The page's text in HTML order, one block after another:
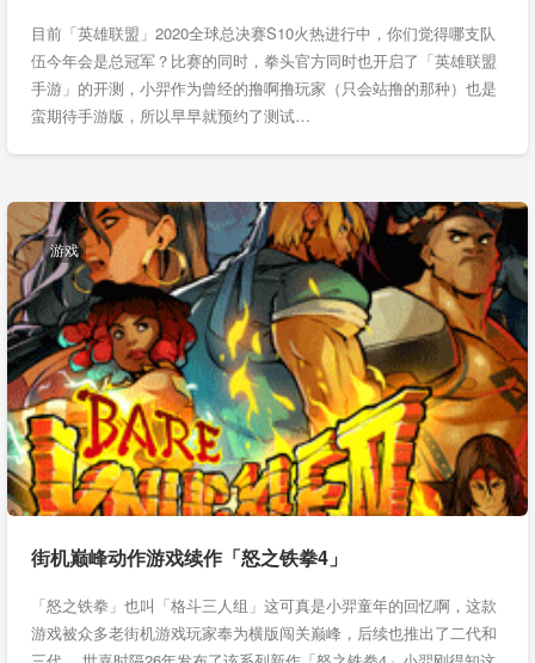
目前「英雄联盟」2020全球总决赛S10火热进行中，你们觉得哪支队
伍今年会是总冠军？比赛的同时，拳头官方同时也开启了「英雄联盟
手游」的开测，小羿作为曾经的撸啊撸玩家（只会站撸的那种）也是
蛮期待手游版，所以早早就预约了测试…
游戏
街机巅峰动作游戏续作「怒之铁拳4」
「怒之铁拳」也叫「格斗三人组」这可真是小羿童年的回忆啊，这款
游戏被众多老街机游戏玩家奉为横版闯关巅峰，后续也推出了二代和